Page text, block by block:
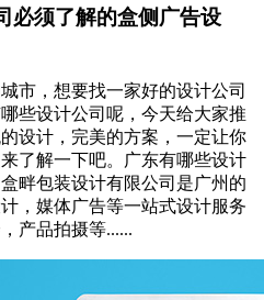
必须了解的盒侧广告设
市，想要找一家好的设计公司
些设计公司呢，今天给大家推
设计，完美的方案，一定让你
了解一下吧。广东有哪些设计
装设计有限公司是广州的
，媒体广告等一站式设计服务
产品拍摄等......